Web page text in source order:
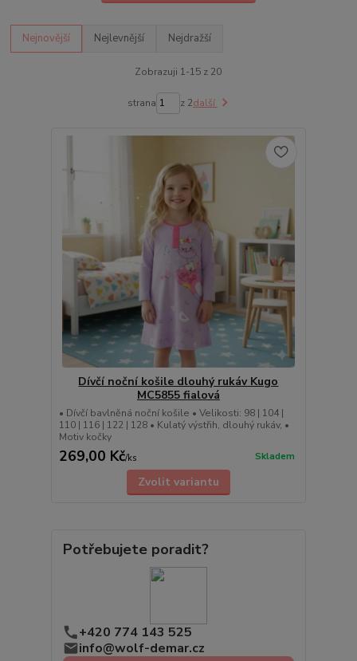
Nejnovější Nejlevnější Nejdražší
Zobrazuji 1-15 z 20
strana z 2další
Dívčí noční košile dlouhý rukáv Kugo
MC5855 fialová
• Dívčí bavlněná noční košile • Velikosti: 98 | 104 |
110 | 116 | 122 | 128 • Kulatý výstřih, dlouhý rukáv, •
Motiv kočky
269,00 Kč/ks Skladem
Zvolit variantu
Potřebujete poradit?
+420 774 143 525
info@wolf-demar.cz